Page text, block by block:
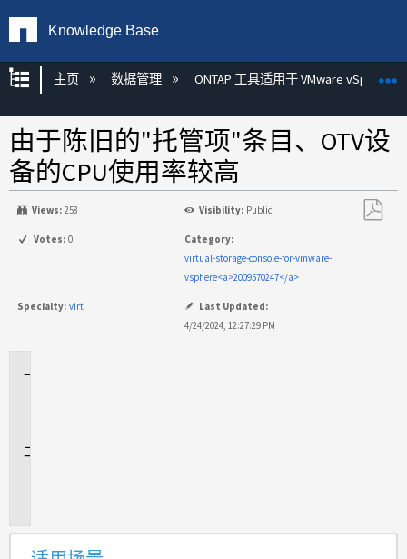
Knowledge Base
扩展/隐缩全局层次
主页 数据管理 ONTAP 工具适用于 VMware vSphere
由于陈旧的"托管项"条目、OTV设
备的CPU使用率较高
Views: 258 Visibility: Public
Votes: 0
Category:
virtual-storage-console-for-vmware-
vsphere<a>2009570247</a>
Specialty: virt
Last Updated:
4/24/2024, 12:27:29 PM